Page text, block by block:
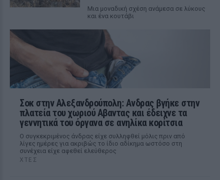
Μια μοναδική σχέση ανάμεσα σε λύκους
και ένα κουτάβι
Σοκ στην Αλεξανδρούπολη: Ανδρας βγήκε στην
πλατεία του χωριού Αβαντας και έδειχνε τα
γεννητικά του όργανα σε ανηλίκα κορίτσια
Ο συγκεκριμένος άνδρας είχε συλληφθεί μόλις πριν από
λίγες ημέρες για ακριβώς το ίδιο αδίκημα ωστόσο στη
συνέχεια είχε αφεθεί ελεύθερος
ΧΤΕΣ